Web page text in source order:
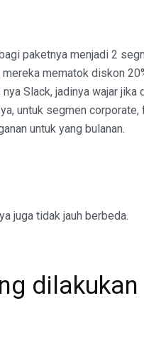
paketnya menjadi 2
mematok diskon
Slack, jadinya wajar jika
untuk segmen
untuk yang bulanan.
juga tidak jauh berbeda.